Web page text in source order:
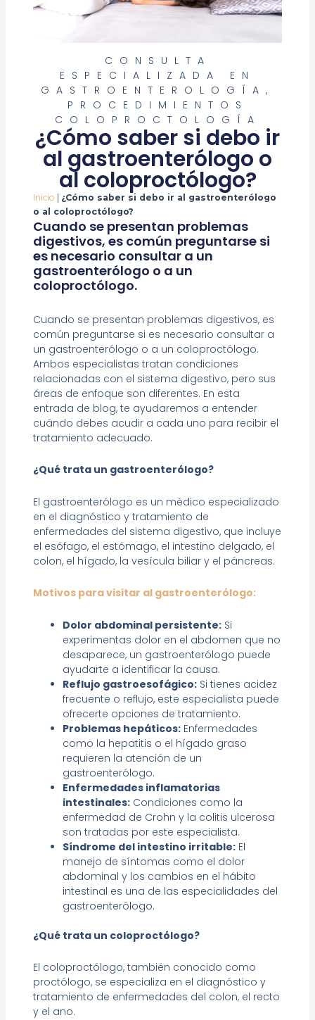
CONSULTA
ESPECIALIZADA EN
GASTROENTEROLOGÍA ,
PROCEDIMIENTOS
COLOPROCTOLOGÍA
¿Cómo saber si debo ir
al gastroenterólogo o
al coloproctólogo?
Inicio | ¿Cómo saber si debo ir al gastroenterólogo
o al coloproctólogo?
Cuando se presentan problemas
digestivos, es común preguntarse si
es necesario consultar a un
gastroenterólogo o a un
coloproctólogo.
Cuando se presentan problemas digestivos, es
común preguntarse si es necesario consultar a
un gastroenterólogo o a un coloproctólogo.
Ambos especialistas tratan condiciones
relacionadas con el sistema digestivo, pero sus
áreas de enfoque son diferentes. En esta
entrada de blog, te ayudaremos a entender
cuándo debes acudir a cada uno para recibir el
tratamiento adecuado.
¿Qué trata un gastroenterólogo?
El gastroenterólogo es un médico especializado
en el diagnóstico y tratamiento de
enfermedades del sistema digestivo, que incluye
el esófago, el estómago, el intestino delgado, el
colon, el hígado, la vesícula biliar y el páncreas.
Motivos para visitar al gastroenterólogo:
Dolor abdominal persistente:Si
experimentas dolor en el abdomen que no
desaparece, un gastroenterólogo puede
ayudarte a identificar la causa.
Reflujo gastroesofágico:Si tienes acidez
frecuente o reflujo, este especialista puede
ofrecerte opciones de tratamiento.
Problemas hepáticos:Enfermedades
como la hepatitis o el hígado graso
requieren la atención de un
gastroenterólogo.
Enfermedades inflamatorias
intestinales:Condiciones como la
enfermedad de Crohn y la colitis ulcerosa
son tratadas por este especialista.
Síndrome del intestino irritable:El
manejo de síntomas como el dolor
abdominal y los cambios en el hábito
intestinal es una de las especialidades del
gastroenterólogo.
¿Qué trata un coloproctólogo?
El coloproctólogo, también conocido como
proctólogo, se especializa en el diagnóstico y
tratamiento de enfermedades del colon, el recto
y el ano.